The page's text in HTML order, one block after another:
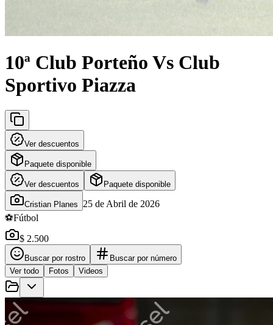
10ª Club Porteño Vs Club
Sportivo Piazza
Ver descuentos
Paquete disponible
Ver descuentos Paquete disponible
Cristian Planes
25 de Abril de 2026
⚽Fútbol
$ 2.500
Buscar por rostro
Buscar por número
Ver todo
Fotos Videos